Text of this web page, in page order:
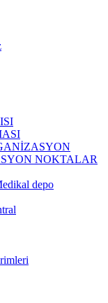
NOKTALAR
depo